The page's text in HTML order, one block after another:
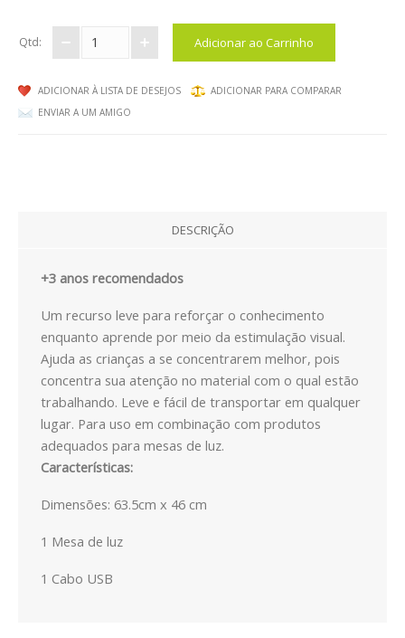
ARRUMAÇÃO, ORGANIZAÇÃO...
MOBILIÁRIO EM ESPUMA
LIVROS
EMOÇÕES
LOGICO PICCOLO
LOGICO PRIMO
LOGICO MAXIMO
LÜK
CATÁLOGOS
Qtd:
ADICIONAR À LISTA DE DESEJOS
ADICIONAR PARA COMPARAR
ENVIAR A UM AMIGO
DESCRIÇÃO
+3 anos recomendados
Um recurso leve para reforçar o conhecimento
enquanto aprende por meio da estimulação visual.
Ajuda as crianças a se concentrarem melhor, pois
concentra sua atenção no material com o qual estão
trabalhando. Leve e fácil de transportar em qualquer
lugar. Para uso em combinação com produtos
adequados para mesas de luz.
Características:
Dimensões: 63.5cm x 46 cm
1 Mesa de luz
1 Cabo USB